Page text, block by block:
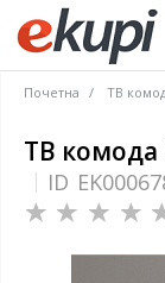
Почетна ТВ
ТВ комода
ID